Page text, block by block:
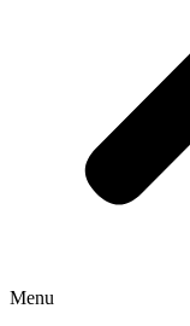
Menu